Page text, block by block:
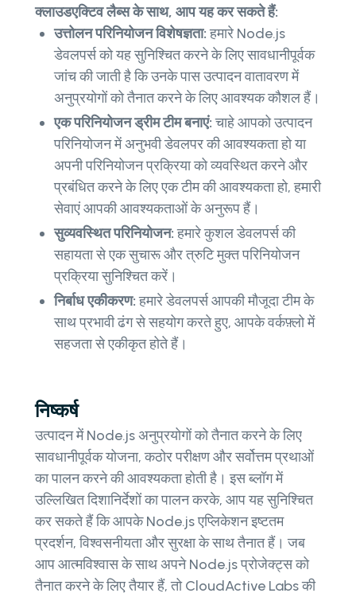
क्लाउडएक्टिव लैब्स के साथ, आप यह कर सकते हैं:
उत्तोलन परिनियोजन विशेषज्ञता:हमारे Node.js
डेवलपर्स को यह सुनिश्चित करने के लिए सावधानीपूर्वक
जांच की जाती है कि उनके पास उत्पादन वातावरण में
अनुप्रयोगों को तैनात करने के लिए आवश्यक कौशल हैं।
एक परिनियोजन ड्रीम टीम बनाएं:चाहे आपको उत्पादन
परिनियोजन में अनुभवी डेवलपर की आवश्यकता हो या
अपनी परिनियोजन प्रक्रिया को व्यवस्थित करने और
प्रबंधित करने के लिए एक टीम की आवश्यकता हो, हमारी
सेवाएं आपकी आवश्यकताओं के अनुरूप हैं।
सुव्यवस्थित परिनियोजन:हमारे कुशल डेवलपर्स की
सहायता से एक सुचारू और त्रुटि मुक्त परिनियोजन
प्रक्रिया सुनिश्चित करें।
निर्बाध एकीकरण:हमारे डेवलपर्स आपकी मौजूदा टीम के
साथ प्रभावी ढंग से सहयोग करते हुए, आपके वर्कफ़्लो में
सहजता से एकीकृत होते हैं।
निष्कर्ष
उत्पादन में Node.js अनुप्रयोगों को तैनात करने के लिए
सावधानीपूर्वक योजना, कठोर परीक्षण और सर्वोत्तम प्रथाओं
का पालन करने की आवश्यकता होती है। इस ब्लॉग में
उल्लिखित दिशानिर्देशों का पालन करके, आप यह सुनिश्चित
कर सकते हैं कि आपके Node.js एप्लिकेशन इष्टतम
प्रदर्शन, विश्वसनीयता और सुरक्षा के साथ तैनात हैं। जब
आप आत्मविश्वास के साथ अपने Node.js प्रोजेक्ट्स को
तैनात करने के लिए तैयार हैं, तो CloudActive Labs की